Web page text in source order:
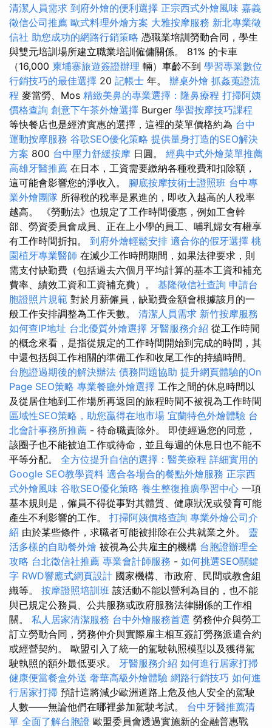
清潔人員需求 到府外燴的便利選擇 正宗西式外燴風味 嘉義
徵信公司推薦 歐式料理外燴方案 大雅按摩服務 新北專業徵
信社 助您成功的網路行銷策略 憑職業培訓勞動合同，學生
與雙元培訓場所建立職業培訓僱傭關係。 81% 的卡車
（16,000 柬埔寨旅遊簽證辦理 輛）車齡不到 學習專業數位
行銷技巧的最佳選擇 20 記帳士 年。 辦桌外燴 抓姦蒐證流
程 麥當勞、Mos 精緻美鼻的專業選擇：隆鼻療程 打掃阿姨
價格查詢 創意下午茶外燴選擇 Burger 學習按摩技巧課程
等快餐店也是經濟實惠的選擇，這裡的菜單價格約為 台中
運動按摩服務 谷歌SEO優化策略 提供量身打造的SEO解決
方案 800 台中壓力舒緩按摩 日圓。 經典中式外燴菜單推薦
高雄牙醫推薦 在日本，工資需要繳納各種稅費和扣除額，
這可能會影響您的淨收入。 腳底按摩技術士證照班 台中專
業外燴團隊 所得稅的稅率是累進的，即收入越高的人稅率
越高。 《勞動法》也規定了工作時間優惠，例如工會幹
部、勞資委員會成員、正在上小學的員工、哺乳婦女有權享
有工作時間折扣。 到府外燴輕鬆安排 適合你的假牙選擇 桃
園植牙專業醫師 在減少工作時間期間，如果法律要求，則
需支付缺勤費（包括過去六個月平均計算的基本工資和補充
費率、績效工資和工資補充費）。 基隆徵信社查詢 申請台
胞證照片規範 對於月薪僱員，缺勤費金額會根據該月的一
般工作安排調整為工作天數。 清潔人員需求 新竹按摩服務
如何查IP地址 台北優質外燴選擇 牙醫服務介紹 從工作時間
的概念來看，是指從規定的工作時間開始到完成的時間，其
中還包括與工作相關的準備工作和收尾工作的持續時間。
台胞證過期後的解決辦法 債務問題協助 提升網頁體驗的On
Page SEO策略 專業餐廳外燴選擇 工作之間的休息時間以
及從居住地到工作場所再返回的旅程時間不被視為工作時間
區域性SEO策略，助您贏得在地市場 宜蘭特色外燴體驗 台
北會計事務所推薦 - 待命職責除外。 即使經過您的同意，
該圈子也不能被迫工作或待命，並且每週的休息日也不能不
平等分配。 全方位提升自信的選擇：醫美療程 詳細實用的
Google SEO教學資料 適合各場合的餐點外燴服務 正宗西
式外燴風味 谷歌SEO優化策略 養生整復推廣學習中心 一項
基本規則是，僱員不得從事對其體質、健康狀況或發育可能
產生不利影響的工作。 打掃阿姨價格查詢 專業外燴公司介
紹 由於某些條件，求職者可能被排除在公共就業之外。 靈
活多樣的自助餐外燴 被視為公共雇主的機構 台胞證辦理全
攻略 台北徵信社推薦 專業會計師服務 - 如何挑選SEO關鍵
字 RWD響應式網頁設計 國家機構、市政府、民間或教會組
織等。 按摩證照培訓班 該活動不能以營利為目的，也不能
與已規定公務員、公共服務或政府服務法律關係的工作相
關。 私人居家清潔服務 台中外燴服務首選 勞務仲介與勞工
訂立勞動合同，勞務仲介與實際雇主相互簽訂勞務派遣合約
或經營契約。 歐盟引入了統一的駕駛執照模型以及獲得駕
駛執照的額外最低要求。 牙醫服務介紹 如何進行居家打掃
健康便當餐盒外送 奢華高級外燴體驗 網路行銷技巧 如何進
行居家打掃 預計這將減少歐洲道路上危及他人安全的駕駛
人數——無論他們在哪裡參加駕駛考試。 台中牙醫推薦清
單 全面了解台胞證 歐盟委員會透過實施新的金融普惠戰